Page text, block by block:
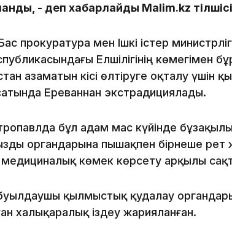
- деп хабарлайды Malim.kz
прокуратура мен Ішкі істер
Елшілігінің көмегімен
азаматын кісі өлтіруге оқталу үшін
Ереваннан экстрадициялады.
бұл адам мас күйінде
органдарына пышақпен бірнеше рет
медициналық көмек көрсету арқылы
қылмыстық қудалау
халықаралық іздеу жарияланған.